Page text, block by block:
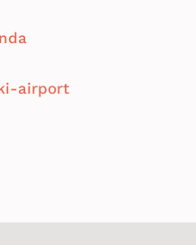
airport